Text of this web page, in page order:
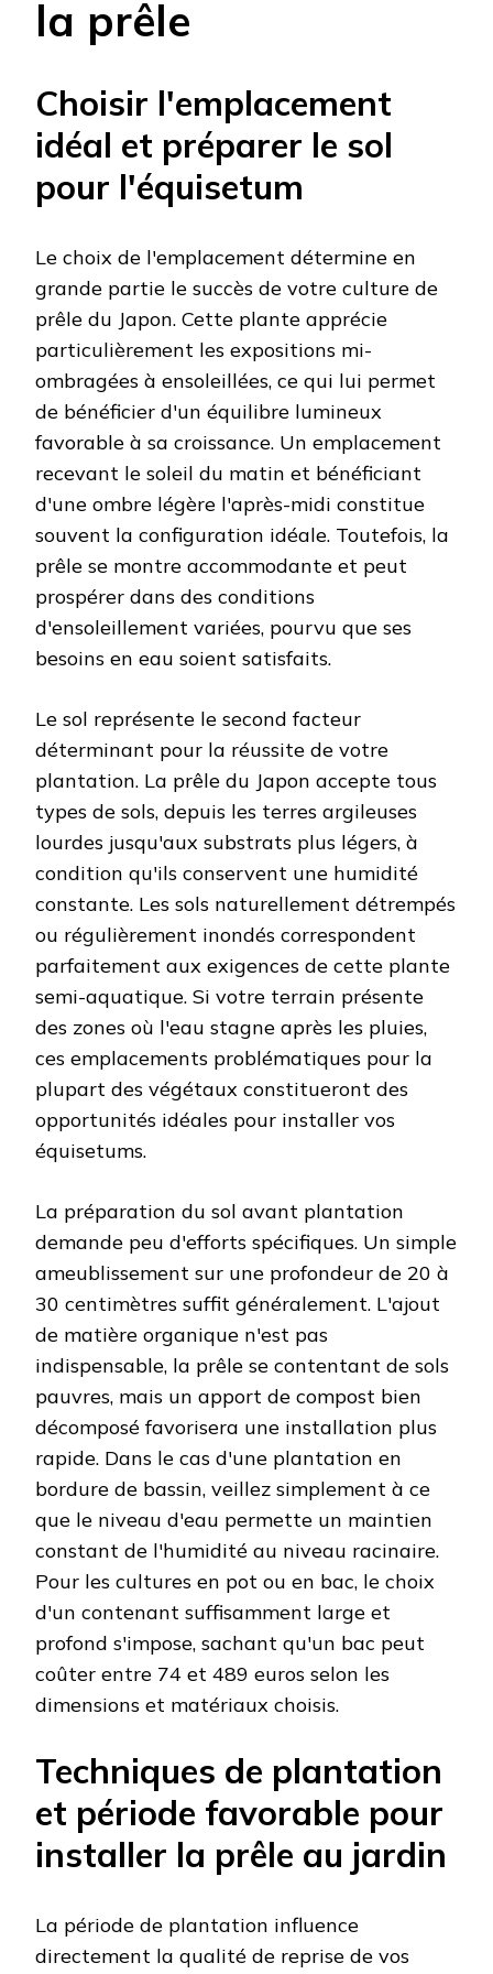
la prêle
Choisir l'emplacement
idéal et préparer le sol
pour l'équisetum
Le choix de l'emplacement détermine en
grande partie le succès de votre culture de
prêle du Japon. Cette plante apprécie
particulièrement les expositions mi-
ombragées à ensoleillées, ce qui lui permet
de bénéficier d'un équilibre lumineux
favorable à sa croissance. Un emplacement
recevant le soleil du matin et bénéficiant
d'une ombre légère l'après-midi constitue
souvent la configuration idéale. Toutefois, la
prêle se montre accommodante et peut
prospérer dans des conditions
d'ensoleillement variées, pourvu que ses
besoins en eau soient satisfaits.
Le sol représente le second facteur
déterminant pour la réussite de votre
plantation. La prêle du Japon accepte tous
types de sols, depuis les terres argileuses
lourdes jusqu'aux substrats plus légers, à
condition qu'ils conservent une humidité
constante. Les sols naturellement détrempés
ou régulièrement inondés correspondent
parfaitement aux exigences de cette plante
semi-aquatique. Si votre terrain présente
des zones où l'eau stagne après les pluies,
ces emplacements problématiques pour la
plupart des végétaux constitueront des
opportunités idéales pour installer vos
équisetums.
La préparation du sol avant plantation
demande peu d'efforts spécifiques. Un simple
ameublissement sur une profondeur de 20 à
30 centimètres suffit généralement. L'ajout
de matière organique n'est pas
indispensable, la prêle se contentant de sols
pauvres, mais un apport de compost bien
décomposé favorisera une installation plus
rapide. Dans le cas d'une plantation en
bordure de bassin, veillez simplement à ce
que le niveau d'eau permette un maintien
constant de l'humidité au niveau racinaire.
Pour les cultures en pot ou en bac, le choix
d'un contenant suffisamment large et
profond s'impose, sachant qu'un bac peut
coûter entre 74 et 489 euros selon les
dimensions et matériaux choisis.
Techniques de plantation
et période favorable pour
installer la prêle au jardin
La période de plantation influence
directement la qualité de reprise de vos